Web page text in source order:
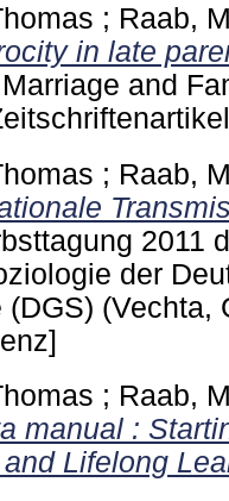
; Raab,
in late
and
; Raab,
2011
der
(DGS) (Vechta,
; Raab,
manual :
Lifelong